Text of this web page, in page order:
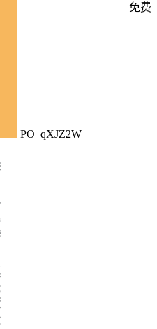
PO_qXJZ2W
免费